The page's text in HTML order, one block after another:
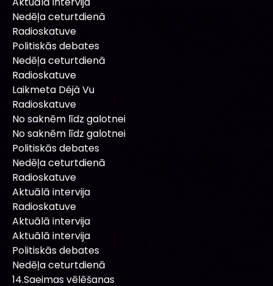
Nedēļa ceturtdienā
Radioskatuve
Politiskās debates
Nedēļa ceturtdienā
Radioskatuve
Laikmeta Déjà Vu
Radioskatuve
No saknēm līdz galotnei
No saknēm līdz galotnei
Politiskās debates
Nedēļa ceturtdienā
Radioskatuve
Aktuālā intervija
Radioskatuve
Aktuālā intervija
Aktuālā intervija
Politiskās debates
Nedēļa ceturtdienā
14.Saeimas vēlēšanas